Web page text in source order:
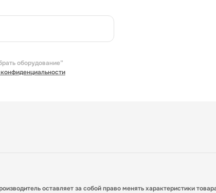
оборудование”
оставляет за собой право менять характеристики